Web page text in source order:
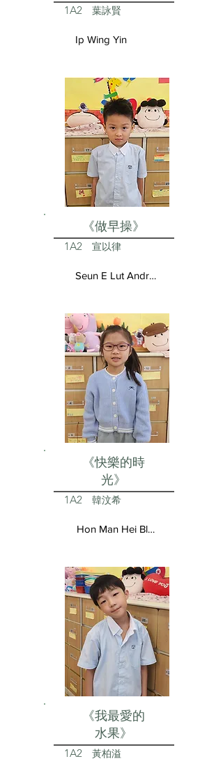
1A2 葉詠賢
Ip Wing Yin
《做早操》
1A2 宣以律
Seun E Lut Andrea
《快樂的時
光》
1A2 韓汶希
Hon Man Hei Blair
《我最愛的
水果》
1A2 黃柏溢